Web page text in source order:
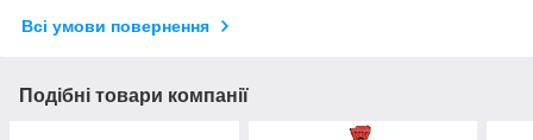
Всі умови повернення
Подібні товари компанії